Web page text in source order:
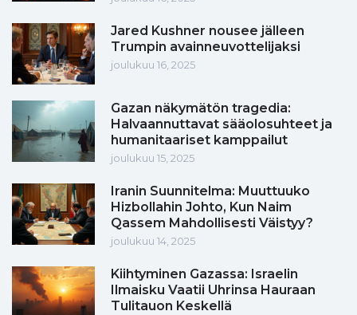
Jared Kushner nousee jälleen
Trumpin avainneuvottelijaksi
joulukuu 16, 2025
Gazan näkymätön tragedia:
Halvaannuttavat sääolosuhteet ja
humanitaariset kamppailut
joulukuu 15, 2025
Iranin Suunnitelma: Muuttuuko
Hizbollahin Johto, Kun Naim
Qassem Mahdollisesti Väistyy?
joulukuu 14, 2025
Kiihtyminen Gazassa: Israelin
Ilmaisku Vaatii Uhrinsa Hauraan
Tulitauon Keskellä